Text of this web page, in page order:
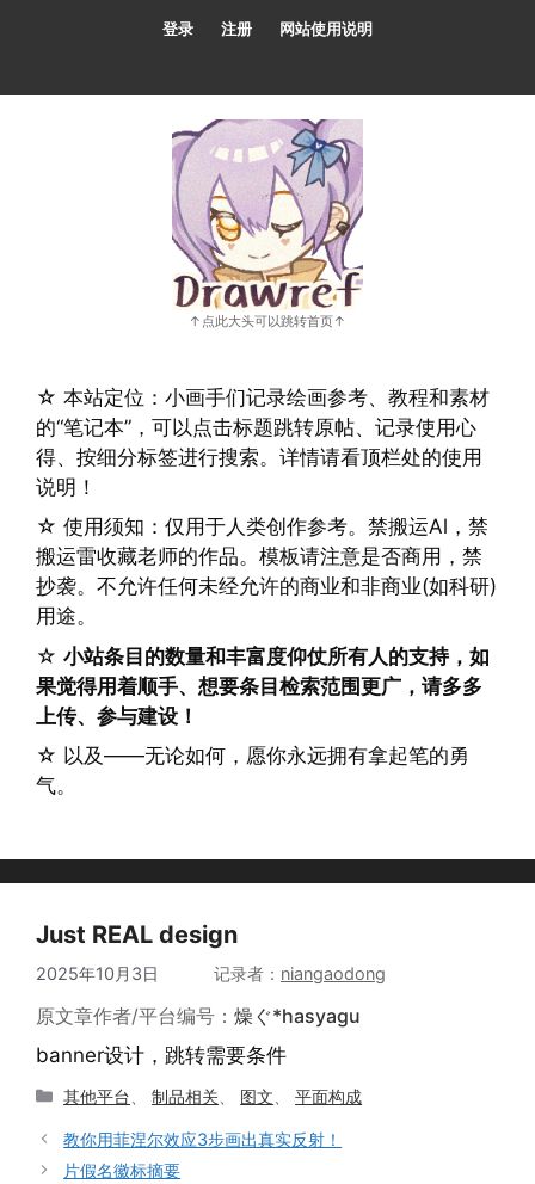
容
登录 注册 网站使用说明
☆ 本站定位：小画手们记录绘画参考、教程和素材
的“笔记本”，可以点击标题跳转原帖、记录使用心
得、按细分标签进行搜索。详情请看顶栏处的使用
说明！
☆ 使用须知：仅用于人类创作参考。禁搬运Al，禁
搬运雷收藏老师的作品。模板请注意是否商用，禁
抄袭。不允许任何未经允许的商业和非商业(如科研)
用途。
☆ 小站条目的数量和丰富度仰仗所有人的支持，如
果觉得用着顺手、想要条目检索范围更广，请多多
上传、参与建设！
☆ 以及——无论如何，愿你永远拥有拿起笔的勇
气。
Just REAL design
2025年10月3日 niangaodong
原文章作者/平台编号： 燥ぐ*hasyagu
banner设计，跳转需要条件
分
其他平台 、制品相关 图文 、平面构成
教你用菲涅尔效应3步画出真实反射！
片假名徽标摘要